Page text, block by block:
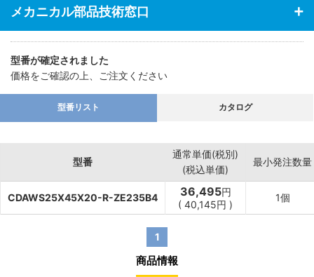
メカニカル部品技術窓口
型番が確定されました
価格をご確認の上、ご注文ください
型番リスト カタログ
型番
通常単価(税別)
(税込単価)
最小発注数量
CDAWS25X45X20-R-ZE235B4 36,495円
( 40,145円 )
1個
1
商品情報